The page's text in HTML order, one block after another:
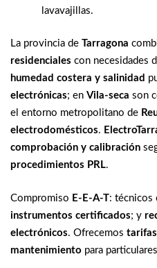
lavavajillas.
La provincia de Tarragona
residenciales con necesidades
humedad costera y salinidad
electrónicas; en Vila-seca son
el entorno metropolitano de
electrodomésticos.
comprobación y calibración
procedimientos PRL.
Compromiso E-E-A-T: técnicos
instrumentos certificados; y
electrónicos. Ofrecemos
mantenimiento para